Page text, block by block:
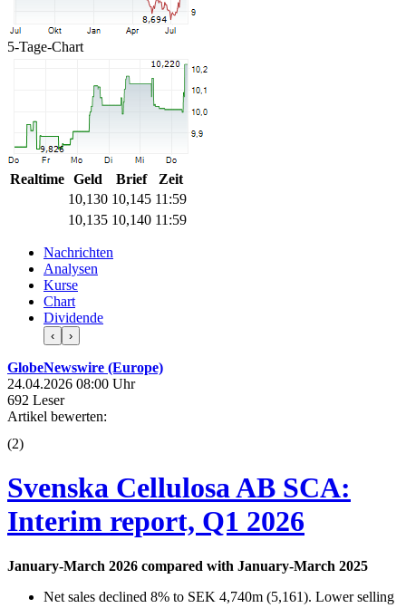
5-Tage-Chart
Realtime Geld Brief
Zeit
10,130 10,145 11:59
10,135 10,140 11:59
Nachrichten
Analysen
Kurse
Chart
Dividende
‹ ›
GlobeNewswire (Europe)
24.04.2026 08:00 Uhr
692 Leser
Artikel bewerten:
(2)
Svenska Cellulosa AB SCA:
Interim report, Q1 2026
January-March 2026 compared with January-March 2025
Net sales declined 8% to SEK 4,740m (5,161). Lower selling